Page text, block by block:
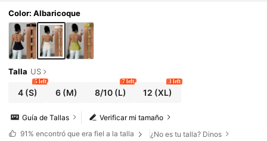
Color: Albaricoque
Talla US
4 (S)
5 left
6 (M) 8/10(L)
7 left
12 (XL)
3 left
Verificar mi tamaño
Guía de Tallas
91% encontró que era fiel a la talla ¿No es tu talla? Dinos